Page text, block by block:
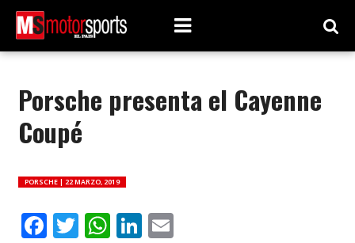
Porsche presenta el Cayenne
Coupé
PORSCHE | 22 MARZO, 2019
Facebook
Twitter
WhatsApp
LinkedIn
Email